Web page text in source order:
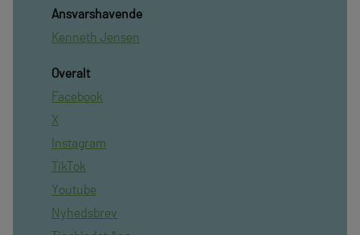
Ansvarshavende
Kenneth Jensen
Overalt
Facebook
X
Instagram
TikTok
Youtube
Nyhedsbrev